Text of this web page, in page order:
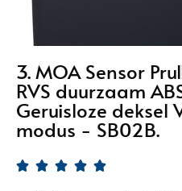
3. MOA Sensor
RVS duurzaam
Geruisloze deksel
modus - SB02B.
    